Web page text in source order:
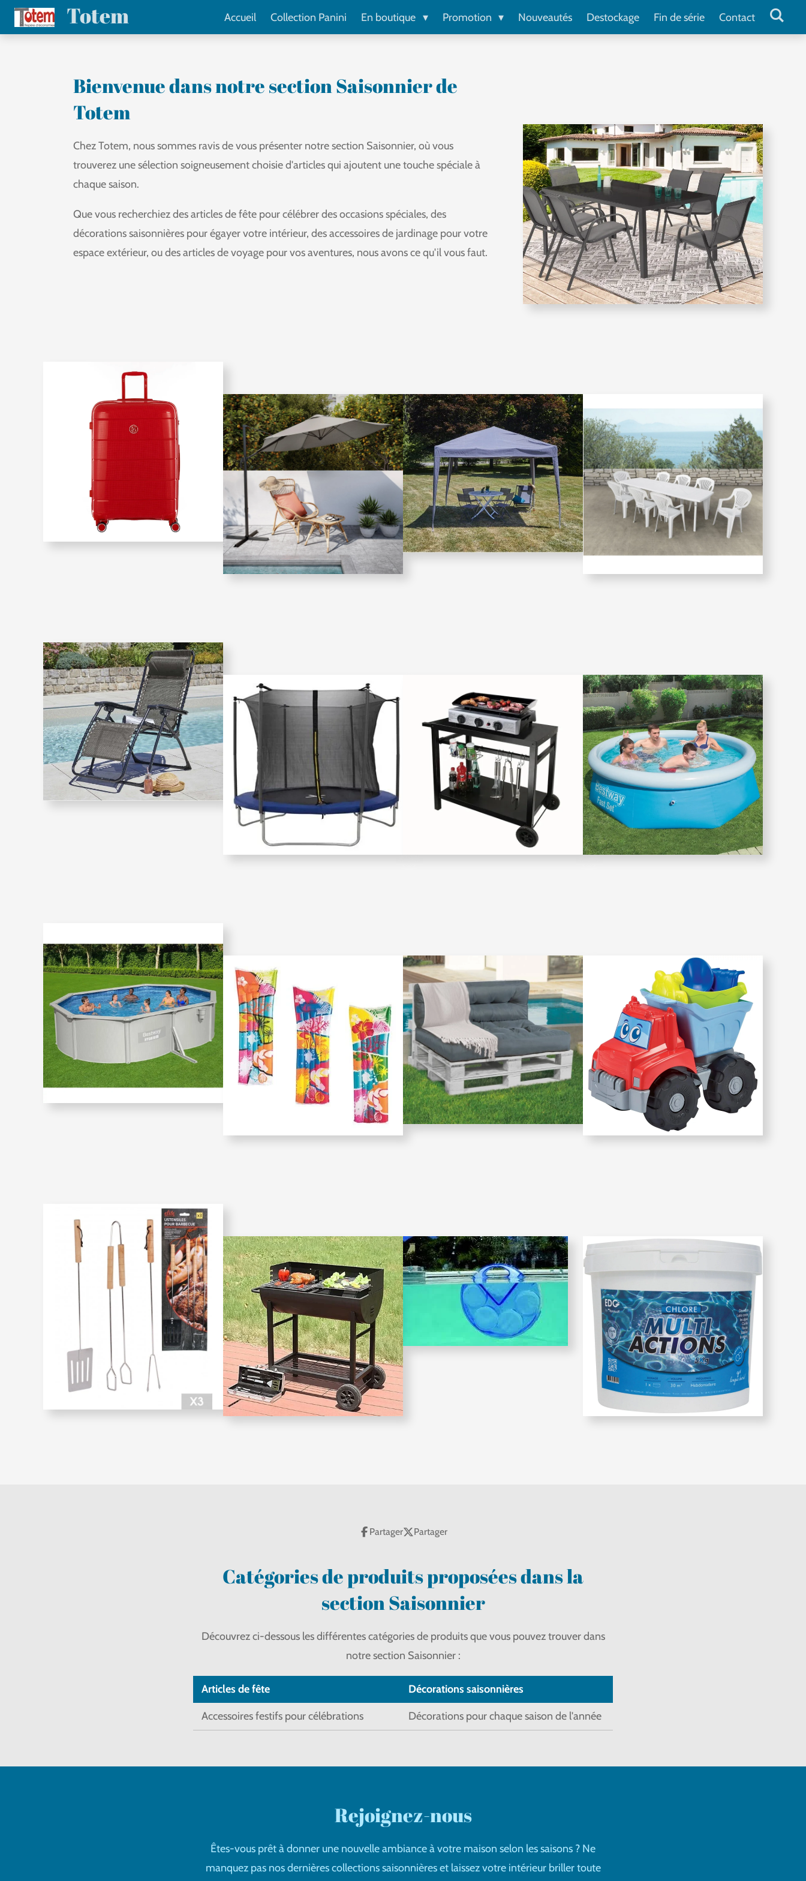
Passer
au
Totem Accueil Collection Panini En boutique Promotion Nouveautés Destockage Fin de série Contact
Bienvenue dans notre section Saisonnier de
Totem
Chez Totem, nous sommes ravis de vous présenter notre section Saisonnier, où vous
trouverez une sélection soigneusement choisie d'articles qui ajoutent une touche spéciale à
chaque saison.
Que vous recherchiez des articles de fête pour célébrer des occasions spéciales, des
décorations saisonnières pour égayer votre intérieur, des accessoires de jardinage pour votre
espace extérieur, ou des articles de voyage pour vos aventures, nous avons ce qu'il vous faut.
Partager Partager
Catégories de produits proposées dans la
section Saisonnier
Découvrez ci-dessous les différentes catégories de produits que vous pouvez trouver dans
notre section Saisonnier :
Articles de fête Décorations saisonnières
Accessoires festifs pour célébrations Décorations pour chaque saison de l'année
Rejoignez-nous
Êtes-vous prêt à donner une nouvelle ambiance à votre maison selon les saisons ? Ne
manquez pas nos dernières collections saisonnières et laissez votre intérieur briller toute